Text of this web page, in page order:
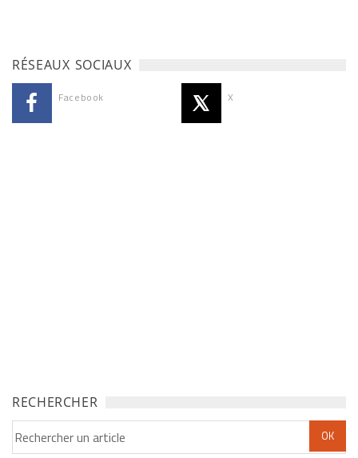
RÉSEAUX SOCIAUX
Facebook X
RECHERCHER